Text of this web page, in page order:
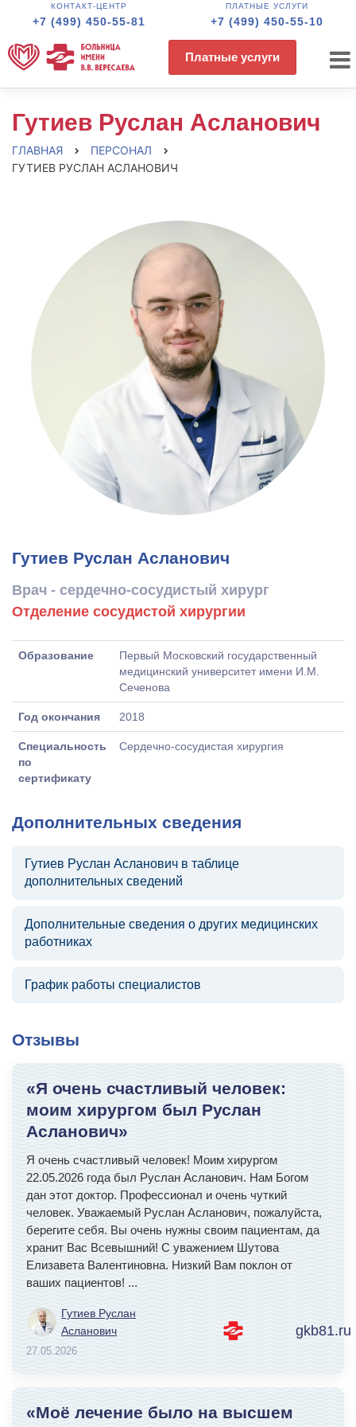
КОНТАКТ-ЦЕНТР
+7 (499) 450-55-81
ПЛАТНЫЕ УСЛУГИ
+7 (499) 450-55-10
Платные услуги
Гутиев Руслан Асланович
ГЛАВНАЯ
ПЕРСОНАЛ
ГУТИЕВ РУСЛАН АСЛАНОВИЧ
Гутиев Руслан Асланович
Врач - сердечно-сосудистый хирург
Отделение сосудистой хирургии
Образование
Первый Московский государственный
медицинский университет имени И.М.
Сеченова
Год окончания 2018
Специальность
по
сертификату
Сердечно-сосудистая хирургия
Дополнительных сведения
Гутиев Руслан Асланович в таблице
дополнительных сведений
Дополнительные сведения о других медицинских
работниках
График работы специалистов
Отзывы
«Я очень счастливый человек:
моим хирургом был Руслан
Асланович»
Я очень счастливый человек! Моим хирургом
22.05.2026 года был Руслан Асланович. Нам Богом
дан этот доктор. Профессионал и очень чуткий
человек. Уважаемый Руслан Асланович, пожалуйста,
берегите себя. Вы очень нужны своим пациентам, да
хранит Вас Всевышний! С уважением Шутова
Елизавета Валентиновна. Низкий Вам поклон от
ваших пациентов! ...
Гутиев Руслан
Асланович
27.05.2026
gkb81.ru
«Моё лечение было на высшем